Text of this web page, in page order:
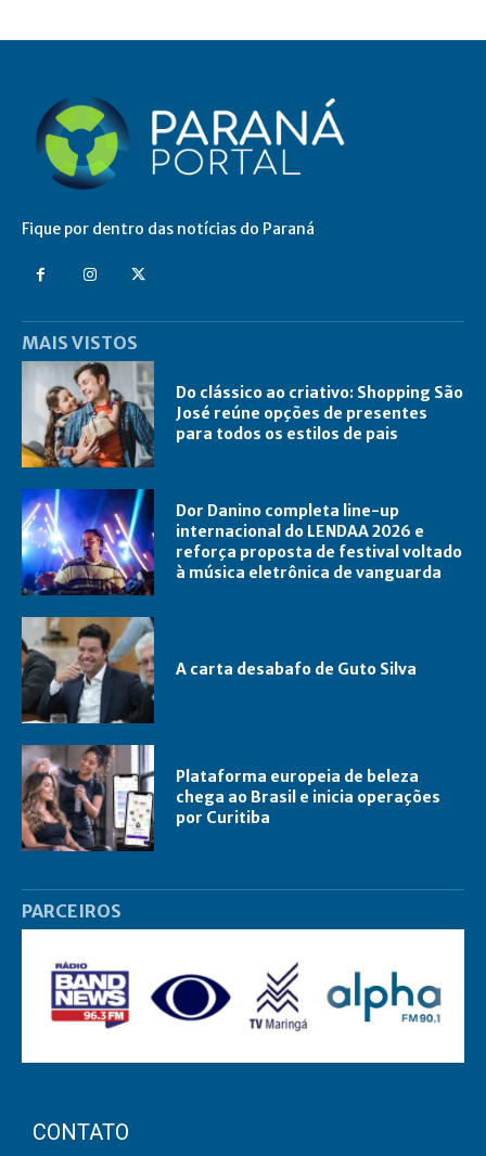
Fique por dentro das notícias do Paraná
MAIS VISTOS
Do clássico ao criativo: Shopping São
José reúne opções de presentes
para todos os estilos de pais
Dor Danino completa line-up
internacional do LENDAA 2026 e
reforça proposta de festival voltado
à música eletrônica de vanguarda
A carta desabafo de Guto Silva
Plataforma europeia de beleza
chega ao Brasil e inicia operações
por Curitiba
PARCEIROS
CONTATO